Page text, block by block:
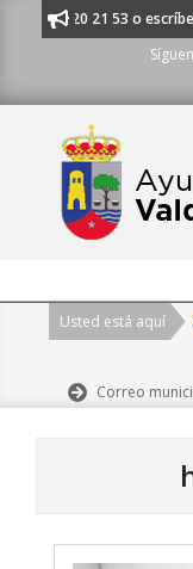
al 91 620 21 53 o
Navigation
Usted está aquí
Correo